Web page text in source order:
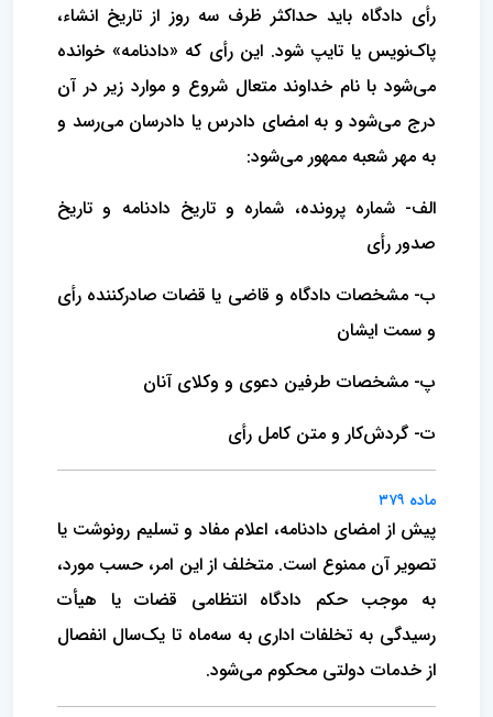
رأی دادگاه باید حداکثر ظرف سه روز از تاریخ انشاء،
پاک‌نویس یا تایپ شود. این رأی که «دادنامه» خوانده
می‌شود با نام خداوند متعال شروع و موارد زیر در آن
درج می‌شود و به امضای ‌دادرس یا دادرسان می‌رسد و
به مهر شعبه ممهور می‌شود:‌
الف- شماره پرونده، شماره و تاریخ دادنامه و تاریخ
صدور رأی
ب- مشخصات دادگاه و قاضی یا قضات صادرکننده رأی
و سمت ایشان
پ- مشخصات طرفین دعوی و وکلای آنان
ت- گردش‌کار و متن کامل رأی
ماده ۳۷۹
پیش از امضای دادنامه، اعلام مفاد و تسلیم رونوشت یا
تصویر آن ممنوع است. متخلف از این امر، حسب مورد،
به موجب حکم دادگاه انتظامی قضات یا هیأت
رسیدگی به تخلفات اداری به سه‌ماه تا یک‌سال انفصال
از خدمات دولتی محکوم می‌شود.